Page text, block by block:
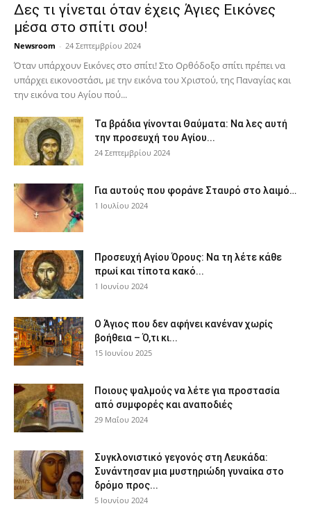
Δες τι γίνεται όταν έχεις Άγιες Εικόνες
μέσα στο σπίτι σου!
Newsroom - 24 Σεπτεμβρίου 2024
Όταν υπάρχουν Εικόνες στο σπίτι! Στο Ορθόδοξο σπίτι πρέπει να
υπάρχει εικονοστάσι, με την εικόνα του Χριστού, της Παν­αγίας και
την εικόνα του Αγίου πού...
Τα βράδια γίνονται Θαύματα: Να λες αυτή
την προσευχή του Αγίου...
24 Σεπτεμβρίου 2024
Για αυτούς που φοράνε Σταυρό στο λαιμό…
1 Ιουλίου 2024
Προσευχή Αγίου Όρους: Να τη λέτε κάθε
πρωί και τίποτα κακό...
1 Ιουνίου 2024
Ο Άγιος που δεν αφήνει κανέναν χωρίς
βοήθεια – Ό,τι κι...
15 Ιουνίου 2025
Ποιους ψαλμούς να λέτε για προστασία
από συμφορές και αναποδιές
29 Μαΐου 2024
Συγκλονιστικό γεγονός στη Λευκάδα:
Συνάντησαν μια μυστηριώδη γυναίκα στο
δρόμο προς...
5 Ιουνίου 2024